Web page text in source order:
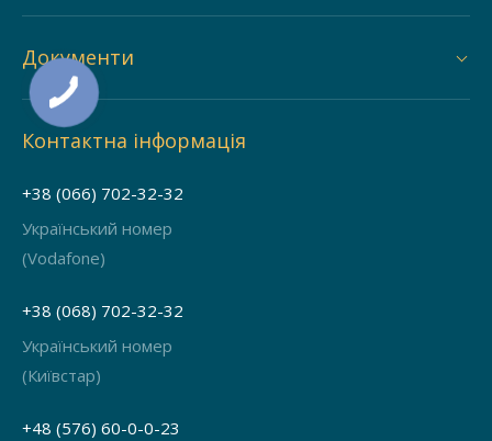
Документи
Контактна інформація
+38 (066) 702-32-32
Український номер
(Vodafone)
+38 (068) 702-32-32
Український номер
(Київстар)
+48 (576) 60-0-0-23